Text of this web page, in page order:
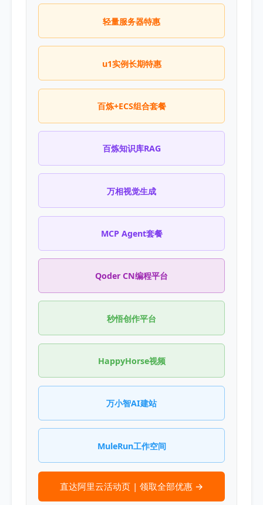
轻量服务器特惠
u1实例长期特惠
百炼+ECS组合套餐
百炼知识库RAG
万相视觉生成
MCP Agent套餐
Qoder CN编程平台
秒悟创作平台
HappyHorse视频
万小智AI建站
MuleRun工作空间
直达阿里云活动页 | 领取全部优惠 →